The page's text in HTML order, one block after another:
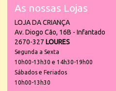
As nossas Lojas
LOJA DA CRIANÇA
Av. Diogo Cão, 16B - Infantado
2670-327 LOURES
Segunda a Sexta
10h00-13h30 e 14h30-19h00
Sábados e Feriados
10h00-13h30